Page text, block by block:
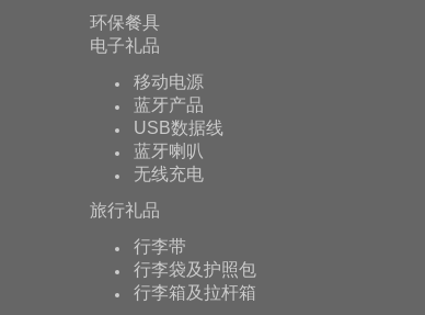
环保餐具
电子礼品
移动电源
蓝牙产品
USB数据线
蓝牙喇叭
无线充电
旅行礼品
行李带
行李袋及护照包
行李箱及拉杆箱